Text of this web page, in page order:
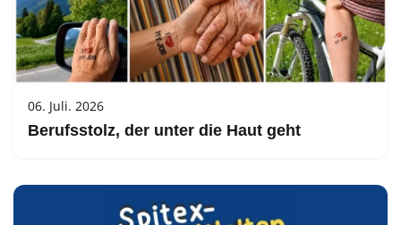
06. Juli. 2026
Berufsstolz, der unter die Haut geht